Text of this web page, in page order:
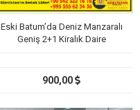
Eski Batum’da Deniz Manzaralı
Geniş 2+1 Kiralık Daire
900,00